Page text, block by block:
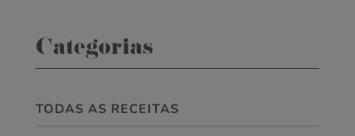
Categorias
TODAS AS RECEITAS